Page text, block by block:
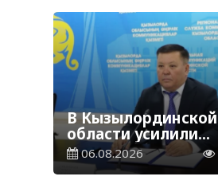
В Кызылординской
области усилили
контроль за
дисциплиной
06.08.2026